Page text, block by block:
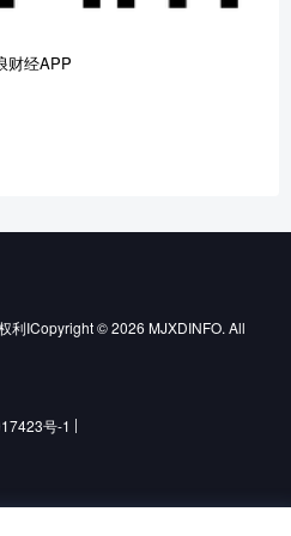
财经APP
利ICopyright © 2026 MJXDINFO. All
号-1 |